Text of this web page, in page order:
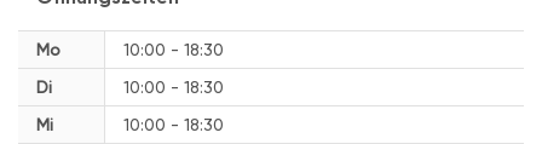
Mo
10:00 - 18:30
Di
10:00 - 18:30
Mi
10:00 - 18:30